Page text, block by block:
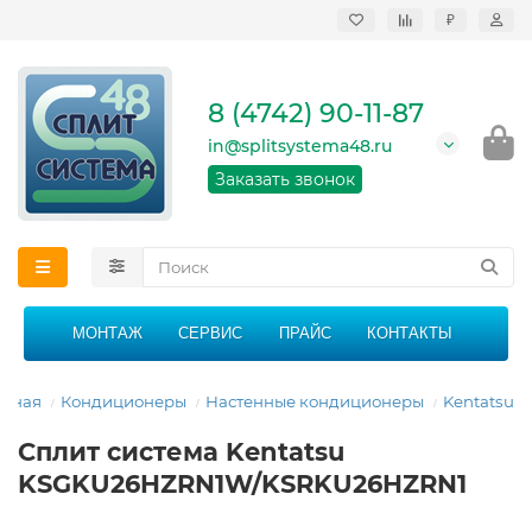
₽
кондиционеров в
области
График работы: 9:00 -
21:00 без перерыва и
8 (4742) 90-11-87
in@splitsystema48.ru
Заказать звонок
МОНТАЖ СЕРВИС ПРАЙС КОНТАКТЫ
Кондиционеры Настенные кондиционеры Kentatsu
Сплит система Kentatsu
KSGKU26HZRN1W/KSRKU26HZRN1